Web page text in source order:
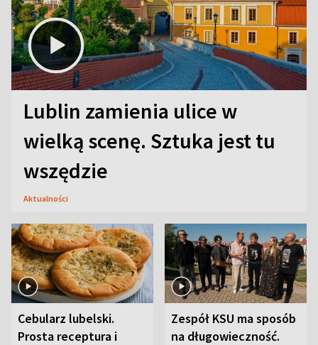
Lublin zamienia ulice w
wielką scenę. Sztuka jest tu
wszędzie
Aktualności
Cebularz lubelski.
Prosta receptura i
Zespół KSU ma sposób
na długowieczność.